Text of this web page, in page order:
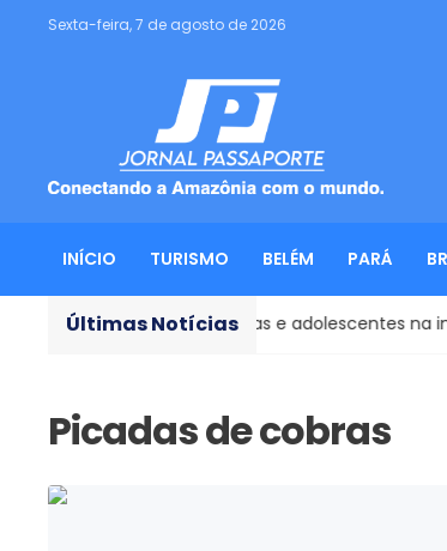
Sexta-feira, 7 de agosto de 2026
INÍCIO TURISMO BELÉM PARÁ
Últimas Notícias
sexual contra crianças e adolescentes na